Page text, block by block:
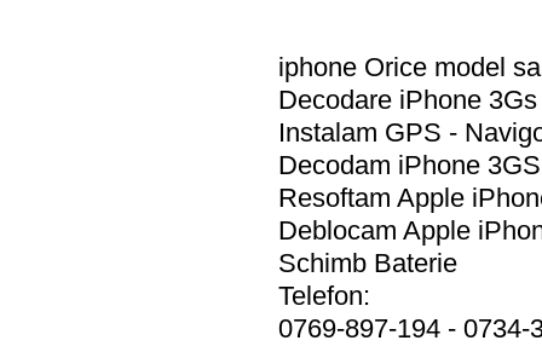
iphone Orice model
Decodare iPhone
Instalam GPS -
Decodam iPhone
Resoftam Apple
Deblocam Apple
Schimb Baterie
Telefon:
0769-897-194 - 0734-